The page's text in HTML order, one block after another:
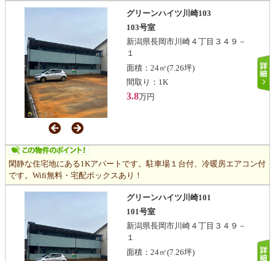
グリーンハイツ川崎103
103号室
新潟県長岡市川崎４丁目３４９－
１
面積： 24㎡(7.26坪)
間取り： 1K
3.8万円
閑静な住宅地にある1Kアパートです。駐車場１台付、冷暖房エアコン付
です。Wifi無料・宅配ボックスあり！
グリーンハイツ川崎101
101号室
新潟県長岡市川崎４丁目３４９－
１
面積： 24㎡(7.26坪)